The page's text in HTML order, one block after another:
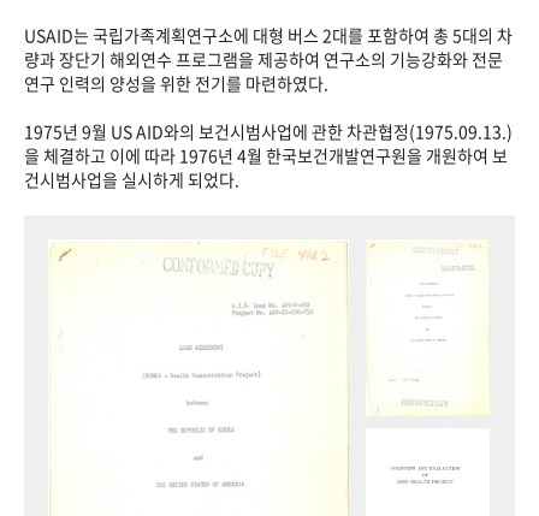
USAID는 국립가족계획연구소에 대형 버스 2대를 포함하여 총 5대의 차
량과 장단기 해외연수 프로그램을 제공하여 연구소의 기능강화와 전문
연구 인력의 양성을 위한 전기를 마련하였다.
1975년 9월 US AID와의 보건시범사업에 관한 차관협정(1975.09.13.)
을 체결하고 이에 따라 1976년 4월 한국보건개발연구원을 개원하여 보
건시범사업을 실시하게 되었다.